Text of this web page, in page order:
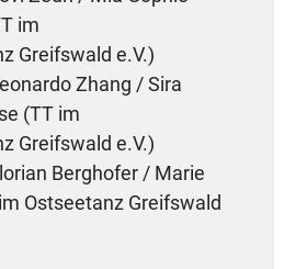
im
Greifswald e.V.)
Zhang / Sira
(TT im
Greifswald e.V.)
Berghofer / Marie
Ostseetanz Greifswald